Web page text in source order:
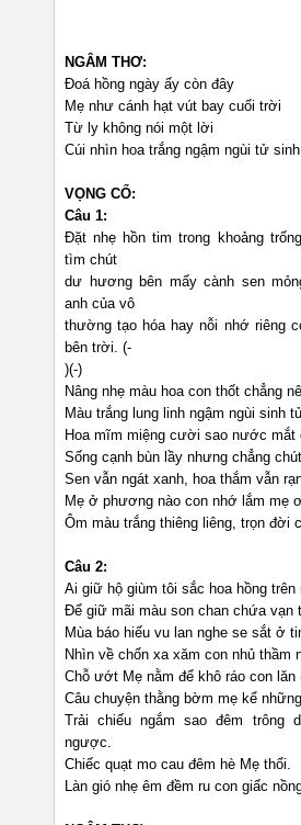
NGÂM THƠ:
Đoá hồng ngày ấy còn đây
Mẹ như cánh hạt vút bay cuối trời
Từ ly không nói một lời
Cúi nhìn hoa trắng ngậm ngùi tử sinh
VỌNG CỔ:
Câu 1:
Đặt nhẹ hồn tim trong khoảng
tìm chút
dư hương bên mấy cành sen
anh của vô
thường tạo hóa hay nỗi nhớ riêng
bên trời. (-
)(-)
Nâng nhẹ màu hoa con thốt chẳng
Màu trắng lung linh ngậm ngùi sinh
Hoa mĩm miệng cười sao nước mắt
Sống cạnh bùn lầy nhưng chẳng
Sen vẫn ngát xanh, hoa thắm vẫn
Mẹ ở phương nào con nhớ lắm mẹ
Ôm màu trắng thiêng liêng, trọn đời
Câu 2:
Ai giữ hộ giùm tôi sắc hoa hồng trên
Để giữ mãi màu son chan chứa vạn
Mùa báo hiếu vu lan nghe se sắt ở
Nhìn về chốn xa xăm con nhủ thầm
Chỗ ướt Mẹ nằm để khô ráo con lăn
Câu chuyện thằng bờm mẹ kể
Trải chiếu ngắm sao đêm trông
ngược.
Chiếc quạt mo cau đêm hè Mẹ thổi.
Làn gió nhẹ êm đềm ru con giấc